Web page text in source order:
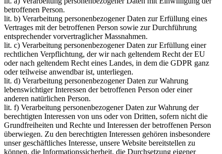
betroffenen Person.
lit. b) Verarbeitung personenbezogener Daten zur Erfüllung eines
Vertrages mit der betroffenen Person sowie zur Durchführung
entsprechender vorvertraglicher Massnahmen.
lit. c) Verarbeitung personenbezogener Daten zur Erfüllung einer
rechtlichen Verpflichtung, der wir nach geltendem Recht der EU
oder nach geltendem Recht eines Landes, in dem die GDPR ganz
oder teilweise anwendbar ist, unterliegen.
lit. d) Verarbeitung personenbezogener Daten zur Wahrung
lebenswichtiger Interessen der betroffenen Person oder einer
anderen natürlichen Person.
lit. f) Verarbeitung personenbezogener Daten zur Wahrung der
berechtigten Interessen von uns oder von Dritten, sofern nicht die
Grundfreiheiten und Rechte und Interessen der betroffenen Person
überwiegen. Zu den berechtigten Interessen gehören insbesondere
unser geschäftliches Interesse, unsere Website bereitstellen zu
können, die Informationssicherheit, die Durchsetzung eigener